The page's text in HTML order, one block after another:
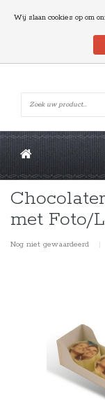
met Foto/
Nog niet gewaardeerd |
Wij slaan cookies op om